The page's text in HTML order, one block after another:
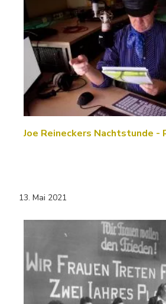
Joe Reineckers Nachtstunde -
13. Mai 2021